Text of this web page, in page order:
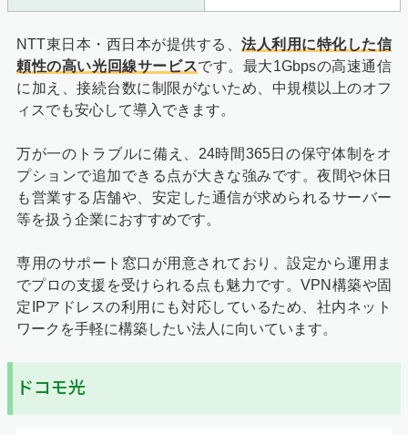
NTT東日本・西日本が提供する、法人利用に特化した信
頼性の高い光回線サービスです。最大1Gbpsの高速通信
に加え、接続台数に制限がないため、中規模以上のオフ
ィスでも安心して導入できます。
万が一のトラブルに備え、24時間365日の保守体制をオ
プションで追加できる点が大きな強みです。夜間や休日
も営業する店舗や、安定した通信が求められるサーバー
等を扱う企業におすすめです。
専用のサポート窓口が用意されており、設定から運用ま
でプロの支援を受けられる点も魅力です。VPN構築や固
定IPアドレスの利用にも対応しているため、社内ネット
ワークを手軽に構築したい法人に向いています。
ドコモ光